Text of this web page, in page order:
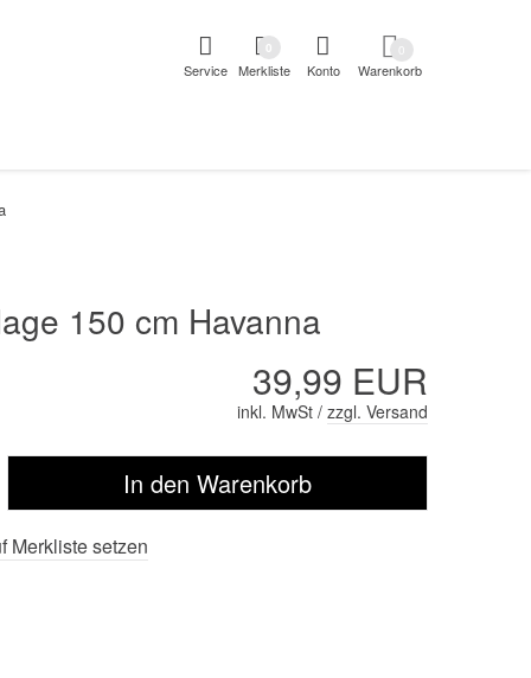
Service Merkliste
0
Konto Warenkorb
150 cm Havanna
39,99 EUR
inkl. MwSt / zzgl. Versand
Merkliste setzen